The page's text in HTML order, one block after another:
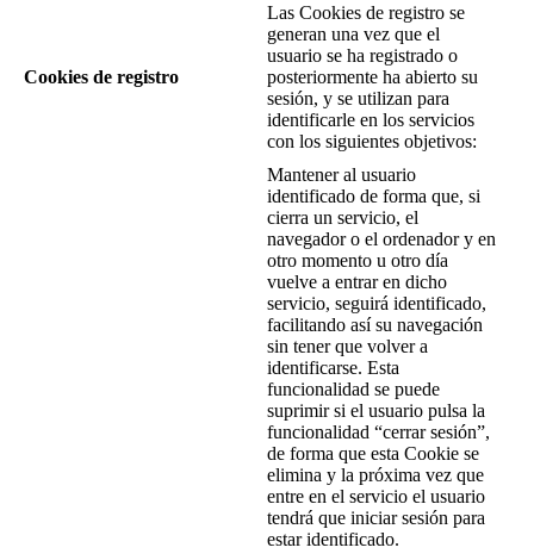
Cookies de registro
Las Cookies de registro se
generan una vez que el
usuario se ha registrado o
posteriormente ha abierto su
sesión, y se utilizan para
identificarle en los servicios
con los siguientes objetivos:
Mantener al usuario
identificado de forma que, si
cierra un servicio, el
navegador o el ordenador y en
otro momento u otro día
vuelve a entrar en dicho
servicio, seguirá identificado,
facilitando así su navegación
sin tener que volver a
identificarse. Esta
funcionalidad se puede
suprimir si el usuario pulsa la
funcionalidad “cerrar sesión”,
de forma que esta Cookie se
elimina y la próxima vez que
entre en el servicio el usuario
tendrá que iniciar sesión para
estar identificado.